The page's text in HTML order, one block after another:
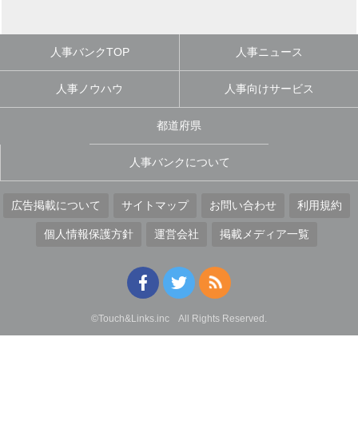
人事バンクTOP 人事ニュース
人事ノウハウ 人事向けサービス
都道府県
人事バンクについて
広告掲載について サイトマップ お問い合わせ 利用規約
個人情報保護方針 運営会社 掲載メディア一覧
©Touch&Links.inc All Rights Reserved.